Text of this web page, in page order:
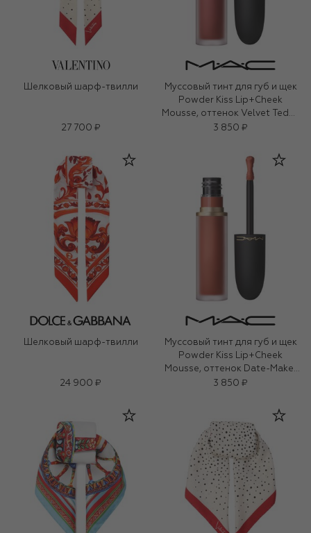
Шелковый шарф-твилли
27 700 ₽
Муссовый тинт для губ и щек
Powder Kiss Lip+Cheek
Mousse, оттенок Velvet Teddy
(5ml)
3 850 ₽
Шелковый шарф-твилли
24 900 ₽
Муссовый тинт для губ и щек
Powder Kiss Lip+Cheek
Mousse, оттенок Date-Maker
(5ml)
3 850 ₽